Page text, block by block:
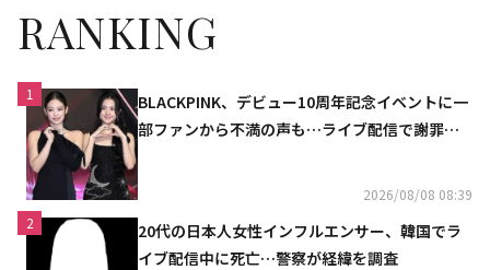
RANKING
1
BLACKPINK、デビュー10周年記念イベントに一
部ファンから不満の声も…ライブ配信で謝罪
2026/08/08 08:39
2
20代の日本人女性インフルエンサー、韓国でラ
イブ配信中に死亡…警察が経緯を調査